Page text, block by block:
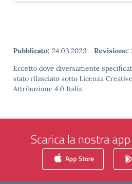
Pubblicato: 24.03.2023 - Revisione:
Eccetto dove diversamente
stato rilasciato sotto Licenza
Attribuzione 4.0 Italia.
Scarica la nostra
App Store